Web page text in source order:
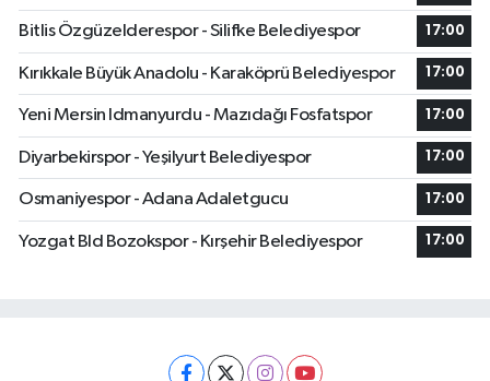
Bitlis Özgüzelderespor - Silifke Belediyespor 17:00
Kırıkkale Büyük Anadolu - Karaköprü Belediyespor 17:00
Yeni Mersin Idmanyurdu - Mazıdağı Fosfatspor 17:00
Diyarbekirspor - Yeşilyurt Belediyespor 17:00
Osmaniyespor - Adana Adaletgucu 17:00
Yozgat Bld Bozokspor - Kırşehir Belediyespor 17:00